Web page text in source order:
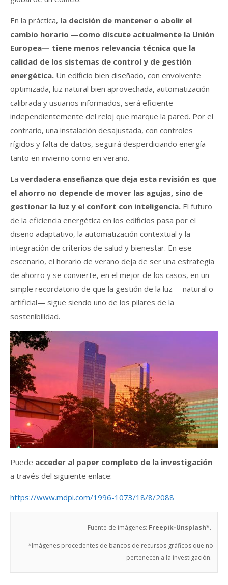
En la práctica, la decisión de mantener o abolir el
cambio horario —como discute actualmente la Unión
Europea— tiene menos relevancia técnica que la
calidad de los sistemas de control y de gestión
energética. Un edificio bien diseñado, con envolvente
optimizada, luz natural bien aprovechada, automatización
calibrada y usuarios informados, será eficiente
independientemente del reloj que marque la pared. Por el
contrario, una instalación desajustada, con controles
rígidos y falta de datos, seguirá desperdiciando energía
tanto en invierno como en verano.
La verdadera enseñanza que deja esta revisión es que
el ahorro no depende de mover las agujas, sino de
gestionar la luz y el confort con inteligencia. El futuro
de la eficiencia energética en los edificios pasa por el
diseño adaptativo, la automatización contextual y la
integración de criterios de salud y bienestar. En ese
escenario, el horario de verano deja de ser una estrategia
de ahorro y se convierte, en el mejor de los casos, en un
simple recordatorio de que la gestión de la luz —natural o
artificial— sigue siendo uno de los pilares de la
sostenibilidad.
Puede acceder al paper completo de la investigación
a través del siguiente enlace:
https://www.mdpi.com/1996-1073/18/8/2088
Fuente de imágenes: Freepik-Unsplash*.
*Imágenes procedentes de bancos de recursos gráficos que no
pertenecen a la investigación.